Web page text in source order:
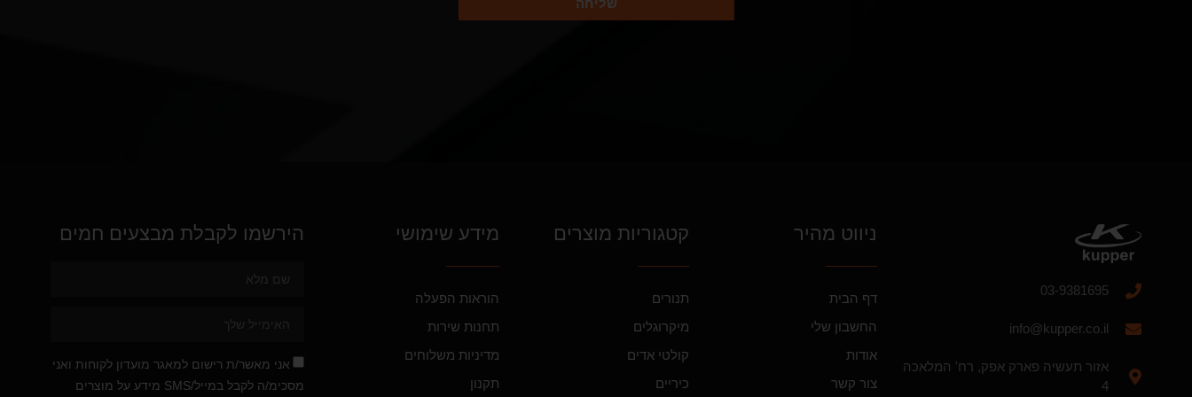
03-9381695
info@kupper.co.il
אזור תעשיה פארק אפק, רח' המלאכה
4
ניווט מהיר
דף הבית
החשבון שלי
אודות
צור קשר
קטגוריות מוצרים
תנורים
מיקרוגלים
קולטי אדים
כיריים
מידע שימושי
הוראות הפעלה
תחנות שירות
מדיניות משלוחים
תקנון
הירשמו לקבלת מבצעים חמים
אני מאשר/ת רישום למאגר מועדון לקוחות ואני
מסכימ/ה לקבל במייל/SMS מידע על מוצרים